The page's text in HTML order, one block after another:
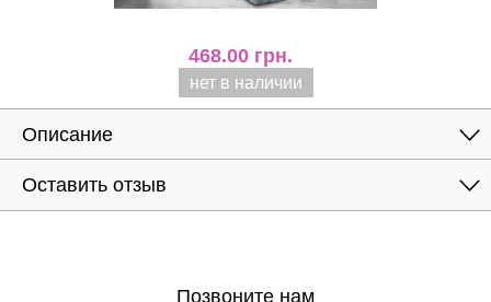
468.00 грн.
нет в наличии
Описание
Оставить отзыв
Позвоните нам